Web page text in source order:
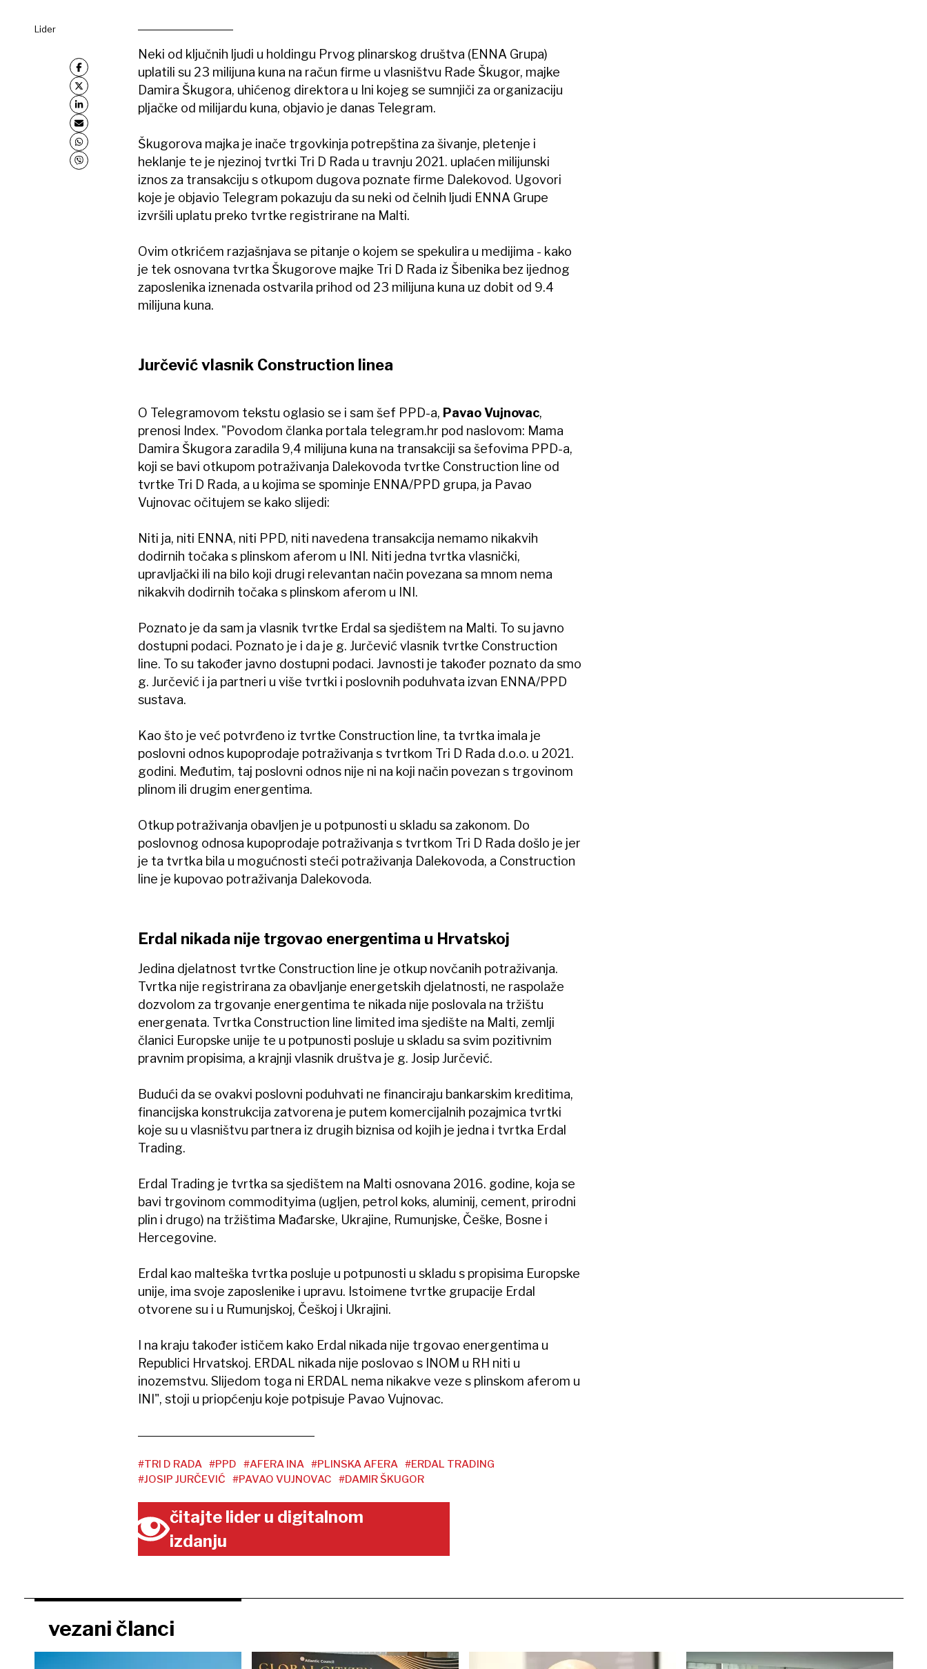
Lider
Neki od ključnih ljudi u holdingu Prvog plinarskog društva (ENNA Grupa)
uplatili su 23 milijuna kuna na račun firme u vlasništvu Rade Škugor, majke
Damira Škugora, uhićenog direktora u Ini kojeg se sumnjiči za organizaciju
pljačke od milijardu kuna, objavio je danas Telegram.
Škugorova majka je inače trgovkinja potrepština za šivanje, pletenje i
heklanje te je njezinoj tvrtki Tri D Rada u travnju 2021. uplaćen milijunski
iznos za transakciju s otkupom dugova poznate firme Dalekovod. Ugovori
koje je objavio Telegram pokazuju da su neki od čelnih ljudi ENNA Grupe
izvršili uplatu preko tvrtke registrirane na Malti.
Ovim otkrićem razjašnjava se pitanje o kojem se spekulira u medijima - kako
je tek osnovana tvrtka Škugorove majke Tri D Rada iz Šibenika bez ijednog
zaposlenika iznenada ostvarila prihod od 23 milijuna kuna uz dobit od 9.4
milijuna kuna.
Jurčević vlasnik Construction linea
O Telegramovom tekstu oglasio se i sam šef PPD-a, Pavao Vujnovac,
prenosi Index. "Povodom članka portala telegram.hr pod naslovom: Mama
Damira Škugora zaradila 9,4 milijuna kuna na transakciji sa šefovima PPD-a,
koji se bavi otkupom potraživanja Dalekovoda tvrtke Construction line od
tvrtke Tri D Rada, a u kojima se spominje ENNA/PPD grupa, ja Pavao
Vujnovac očitujem se kako slijedi:
Niti ja, niti ENNA, niti PPD, niti navedena transakcija nemamo nikakvih
dodirnih točaka s plinskom aferom u INI. Niti jedna tvrtka vlasnički,
upravljački ili na bilo koji drugi relevantan način povezana sa mnom nema
nikakvih dodirnih točaka s plinskom aferom u INI.
Poznato je da sam ja vlasnik tvrtke Erdal sa sjedištem na Malti. To su javno
dostupni podaci. Poznato je i da je g. Jurčević vlasnik tvrtke Construction
line. To su također javno dostupni podaci. Javnosti je također poznato da smo
g. Jurčević i ja partneri u više tvrtki i poslovnih poduhvata izvan ENNA/PPD
sustava.
Kao što je već potvrđeno iz tvrtke Construction line, ta tvrtka imala je
poslovni odnos kupoprodaje potraživanja s tvrtkom Tri D Rada d.o.o. u 2021.
godini. Međutim, taj poslovni odnos nije ni na koji način povezan s trgovinom
plinom ili drugim energentima.
Otkup potraživanja obavljen je u potpunosti u skladu sa zakonom. Do
poslovnog odnosa kupoprodaje potraživanja s tvrtkom Tri D Rada došlo je jer
je ta tvrtka bila u mogućnosti steći potraživanja Dalekovoda, a Construction
line je kupovao potraživanja Dalekovoda.
Erdal nikada nije trgovao energentima u Hrvatskoj
Jedina djelatnost tvrtke Construction line je otkup novčanih potraživanja.
Tvrtka nije registrirana za obavljanje energetskih djelatnosti, ne raspolaže
dozvolom za trgovanje energentima te nikada nije poslovala na tržištu
energenata. Tvrtka Construction line limited ima sjedište na Malti, zemlji
članici Europske unije te u potpunosti posluje u skladu sa svim pozitivnim
pravnim propisima, a krajnji vlasnik društva je g. Josip Jurčević.
Budući da se ovakvi poslovni poduhvati ne financiraju bankarskim kreditima,
financijska konstrukcija zatvorena je putem komercijalnih pozajmica tvrtki
koje su u vlasništvu partnera iz drugih biznisa od kojih je jedna i tvrtka Erdal
Trading.
Erdal Trading je tvrtka sa sjedištem na Malti osnovana 2016. godine, koja se
bavi trgovinom commodityima (ugljen, petrol koks, aluminij, cement, prirodni
plin i drugo) na tržištima Mađarske, Ukrajine, Rumunjske, Češke, Bosne i
Hercegovine.
Erdal kao malteška tvrtka posluje u potpunosti u skladu s propisima Europske
unije, ima svoje zaposlenike i upravu. Istoimene tvrtke grupacije Erdal
otvorene su i u Rumunjskoj, Češkoj i Ukrajini.
I na kraju također ističem kako Erdal nikada nije trgovao energentima u
Republici Hrvatskoj. ERDAL nikada nije poslovao s INOM u RH niti u
inozemstvu. Slijedom toga ni ERDAL nema nikakve veze s plinskom aferom u
INI", stoji u priopćenju koje potpisuje Pavao Vujnovac.
#TRI D RADA #PPD #AFERA INA #PLINSKA AFERA #ERDAL TRADING
#JOSIP JURČEVIĆ
#PAVAO VUJNOVAC #DAMIR ŠKUGOR
čitajte lider u digitalnom
izdanju
vezani članci